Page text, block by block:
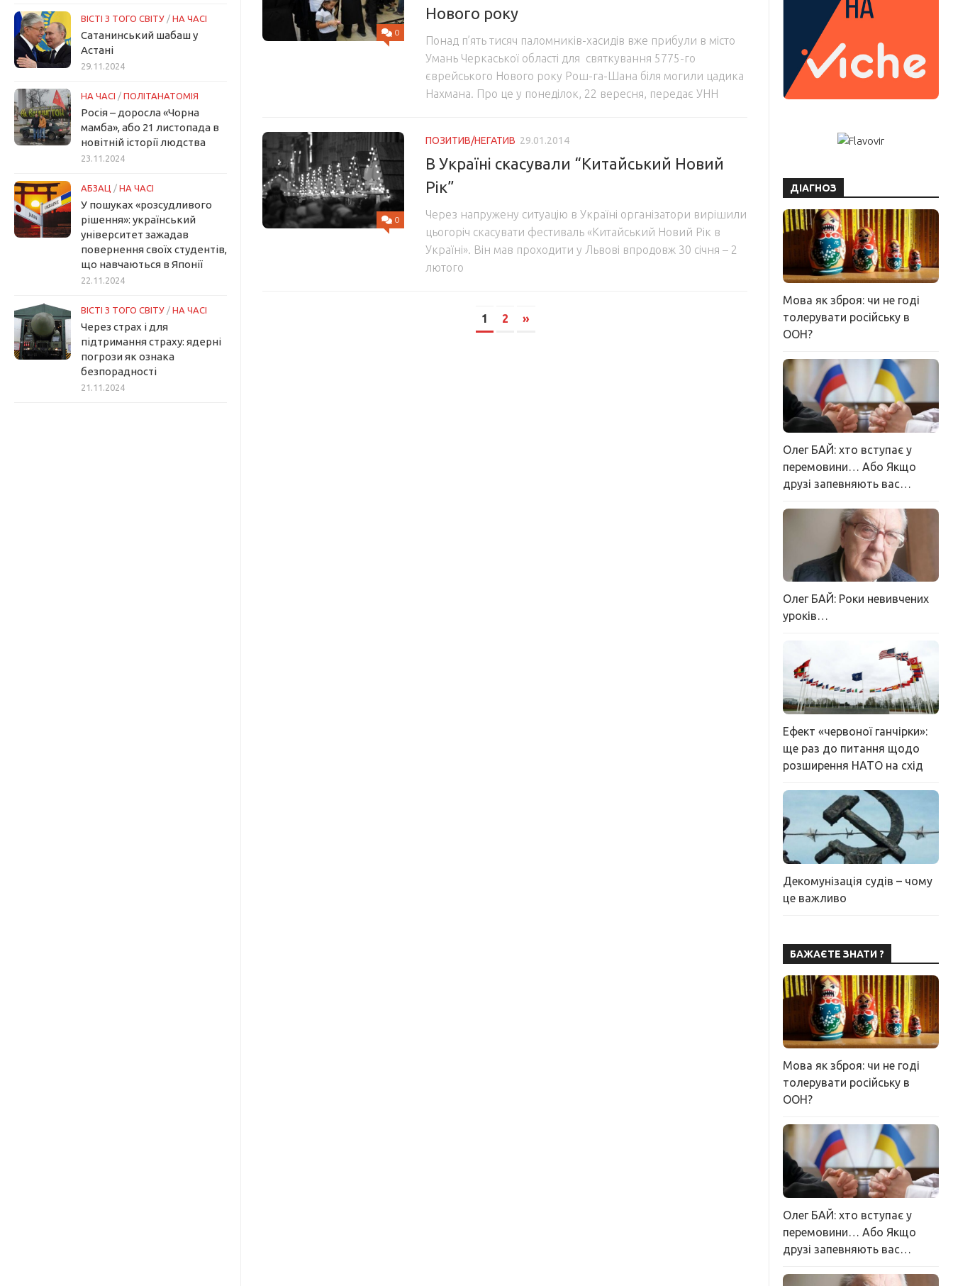
0
Нового року
Понад п’ять тисяч паломників-хасидів вже прибули в місто
Умань Черкаської області для святкування 5775-го
єврейського Нового року Рош-га-Шана біля могили цадика
Нахмана. Про це у понеділок, 22 вересня, передає УНН
0
ПОЗИТИВ/НЕГАТИВ 29.01.2014
В Україні скасували “Китайський Новий
Рік”
Через напружену ситуацію в Україні організатори вирішили
цьогоріч скасувати фестиваль «Китайський Новий Рік в
Україні». Він мав проходити у Львові впродовж 30 січня – 2
лютого
1 2 »
ВІСТІ З ТОГО СВІТУ / НА ЧАСІ
Сатанинський шабаш у
Астані
29.11.2024
НА ЧАСІ / ПОЛІТАНАТОМІЯ
Росія – доросла «Чорна
мамба», або 21 листопада в
новітній історії людства
23.11.2024
АБЗАЦ / НА ЧАСІ
У пошуках «розсудливого
рішення»: український
університет зажадав
повернення своїх студентів,
що навчаються в Японії
22.11.2024
ВІСТІ З ТОГО СВІТУ / НА ЧАСІ
Через страх і для
підтримання страху: ядерні
погрози як ознака
безпорадності
21.11.2024
ДІАГНОЗ
Мова як зброя: чи не годі
толерувати російську в
ООН?
Олег БАЙ: хто вступає у
перемовини… Або Якщо
друзі запевняють вас…
Олег БАЙ: Роки невивчених
уроків…
Ефект «червоної ганчірки»:
ще раз до питання щодо
розширення НАТО на схід
Декомунізація судів – чому
це важливо
БАЖАЄТЕ ЗНАТИ ?
Мова як зброя: чи не годі
толерувати російську в
ООН?
Олег БАЙ: хто вступає у
перемовини… Або Якщо
друзі запевняють вас…